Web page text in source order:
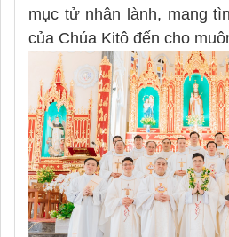
mục tử nhân lành, mang
của Chúa Kitô đến cho